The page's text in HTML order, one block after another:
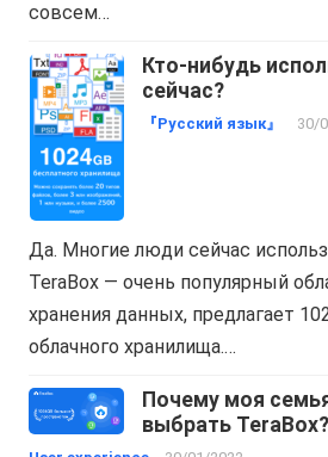
совсем…
Кто-нибудь
сейчас?
『Русский язык』 30/
Да. Многие люди сейчас
TeraBox — очень популярный
хранения данных, предлагает
облачного хранилища.…
Почему моя
выбрать TeraBox?